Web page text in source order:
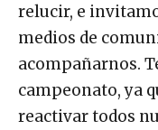
relucir, e
medios de
acompañarnos.
campeonato, ya
reactivar todos